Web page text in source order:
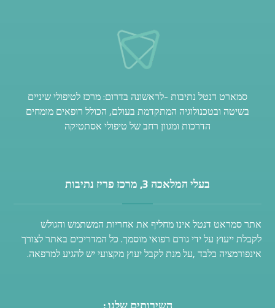
סמארט דנטל נתיבות -לראשונה בדרום: מרכז לטיפולי שיניים
בשיטה ובטכנולוגיה המתקדמת בעולם, הכולל רופאים מומחים
הדרכות ומגוון רחב של טיפולי אסתטיקה
בעלי המלאכה 3, מרכז פריז נתיבות
אתר סמראט דנטל אינו מחליף את אחריות המשתמש והגולש
לקבלת ייעוץ על ידי גורם רפואי מוסמך. כל המדריכים באתר לצורך
אינפורמציה בלבד ,על מנת לקבל יעוץ מקצועי יש להגיע למרפאה.